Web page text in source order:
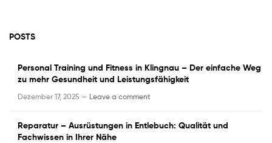
POSTS
Personal Training und Fitness in Klingnau – Der einfache Weg
zu mehr Gesundheit und Leistungsfähigkeit
Dezember 17, 2025 — Leave a comment
Reparatur – Ausrüstungen in Entlebuch: Qualität und
Fachwissen in Ihrer Nähe